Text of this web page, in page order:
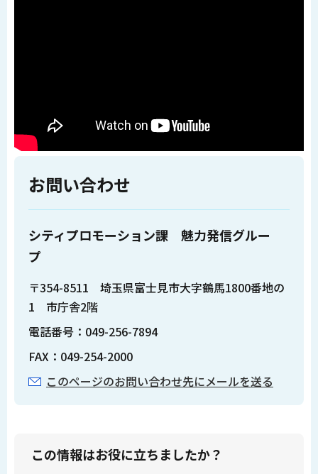
お問い合わせ
シティプロモーション課 魅力発信グルー
プ
〒354-8511 埼玉県富士見市大字鶴馬1800番地の
1 市庁舎2階
電話番号：049-256-7894
FAX：049-254-2000
このページのお問い合わせ先にメールを送る
この情報はお役に立ちましたか？